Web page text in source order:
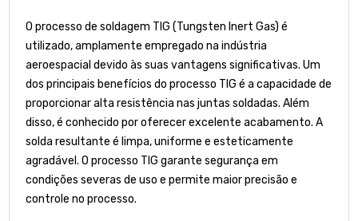
O processo de soldagem TIG (Tungsten Inert Gas) é
utilizado, amplamente empregado na indústria
aeroespacial devido às suas vantagens significativas. Um
dos principais benefícios do processo TIG é a capacidade de
proporcionar alta resistência nas juntas soldadas. Além
disso, é conhecido por oferecer excelente acabamento. A
solda resultante é limpa, uniforme e esteticamente
agradável. O processo TIG garante segurança em
condições severas de uso e permite maior precisão e
controle no processo.